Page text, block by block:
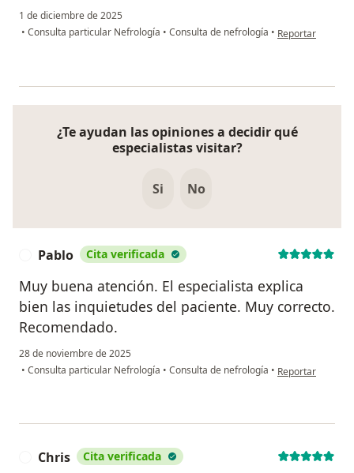
1 de diciembre de 2025
• Consulta particular Nefrología • Consulta de nefrología • en opinión del
Reportar
¿Te ayudan las opiniones a decidir qué
especialistas visitar?
Si No
Pablo Cita verificada
Muy buena atención. El especialista explica
bien las inquietudes del paciente. Muy correcto.
Recomendado.
28 de noviembre de 2025
• Consulta particular Nefrología • Consulta de nefrología • en opinión del
Reportar
Chris Cita verificada